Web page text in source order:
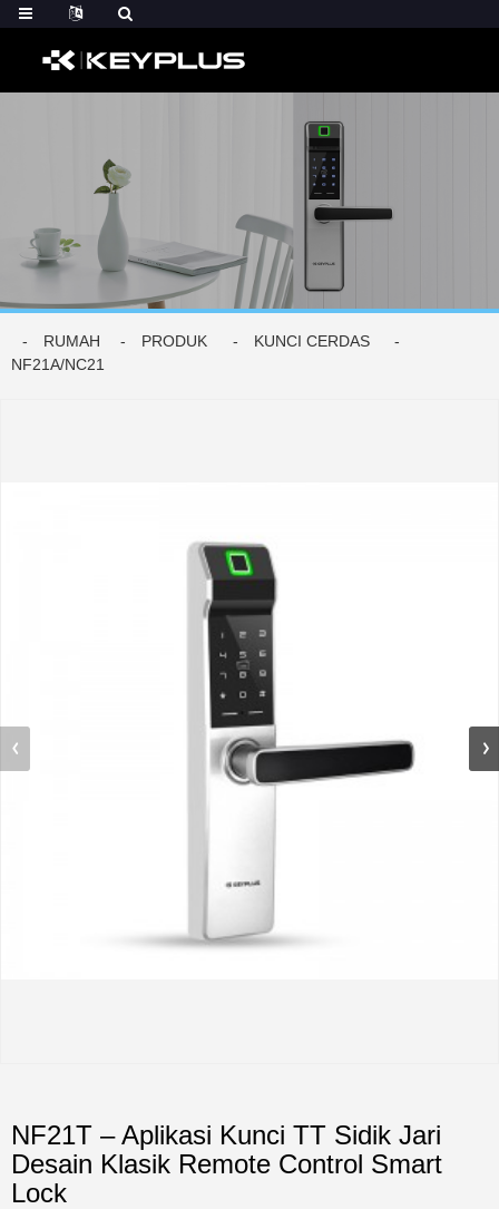
RUMAH PRODUK
KUNCI CERDAS
NF21A/NC21
NF21T – Aplikasi Kunci TT Sidik Jari
Desain Klasik Remote Control Smart
Lock